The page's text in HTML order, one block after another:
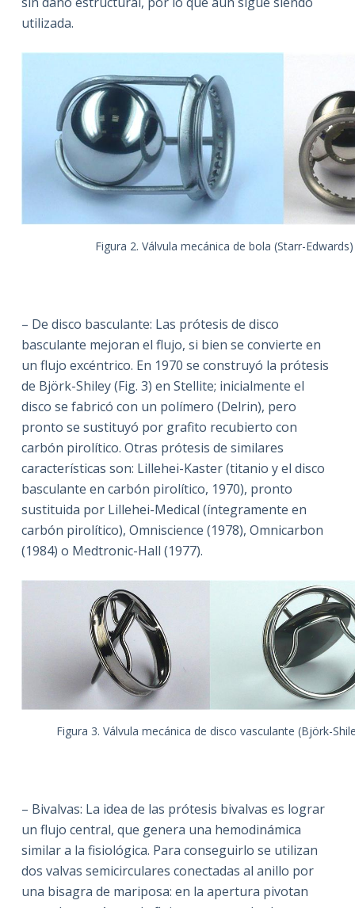
utilizada.
Figura 2. Válvula mecánica de bola (Starr-Edwards)
– De disco basculante: Las prótesis de disco
basculante mejoran el flujo, si bien se convierte en
un flujo excéntrico. En 1970 se construyó la prótesis
de Björk-Shiley (Fig. 3) en Stellite; inicialmente el
disco se fabricó con un polímero (Delrin), pero
pronto se sustituyó por grafito recubierto con
carbón pirolítico. Otras prótesis de similares
características son: Lillehei-Kaster (titanio y el disco
basculante en carbón pirolítico, 1970), pronto
sustituida por Lillehei-Medical (íntegramente en
carbón pirolítico), Omniscience (1978), Omnicarbon
(1984) o Medtronic-Hall (1977).
Figura 3. Válvula mecánica de disco vasculante (Björk-
– Bivalvas: La idea de las prótesis bivalvas es lograr
un flujo central, que genera una hemodinámica
similar a la fisiológica. Para conseguirlo se utilizan
dos valvas semicirculares conectadas al anillo por
una bisagra de mariposa: en la apertura pivotan